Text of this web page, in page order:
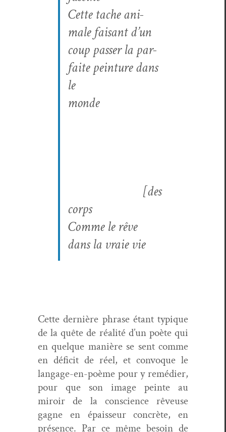
Cette tache ani­
male faisant d’un
coup pass­er la par­
faite pein­ture dans
le
monde
[des
corps
Comme le rêve
dans la vraie vie
Cette dernière phrase étant typ­ique
de la quête de réal­ité d’un poète qui
en quelque manière se sent comme
en déficit de réel, et con­voque le
lan­gage-en-poème pour y remédi­er,
pour que son image peinte au
miroir de la con­science rêveuse
gagne en épais­seur con­crète, en
présence. Par ce même besoin de